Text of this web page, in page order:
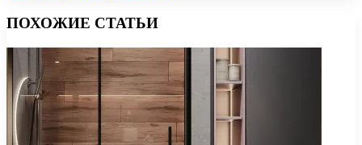
ПОХОЖИЕ СТАТЬИ